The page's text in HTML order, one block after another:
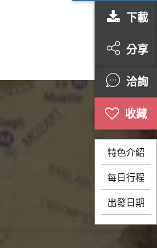
下載
分享
洽詢
特色介紹
每日行程
出發日期